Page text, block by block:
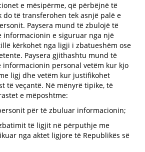
e mësipërme, që përbëjnë të
do të transferohen tek asnjë palë e
Paysera mund të zbulojë të
informacionin e siguruar nga një
kërkohet nga ligji i zbatueshëm ose
Paysera gjithashtu mund të
informacionin personal vetëm kur kjo
ligj dhe vetëm kur justifikohet
të veçantë. Në mënyrë tipike, të
e mëposhtme:
për të zbuluar informacionin;
të ligjit në përputhje me
nga aktet ligjore të Republikës së